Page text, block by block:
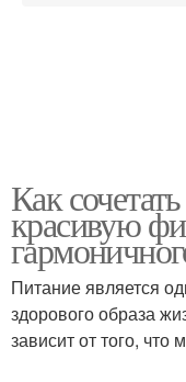
Как
красивую
Питание является
здорового образа
зависит от того, что